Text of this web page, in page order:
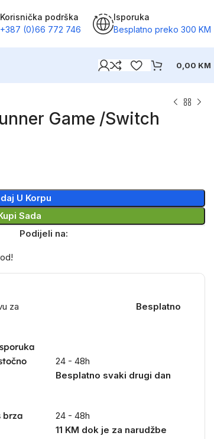
Korisnička podrška
+387 (0)66 772 746
Isporuka
Besplatno preko 300 KM
0,00 KM
Game /Switch
U Korpu
Sada
Podijeli na:
za
Besplatno
24 - 48h
Besplatno svaki drugi dan
brza
24 - 48h
11 KM dok je za narudžbe